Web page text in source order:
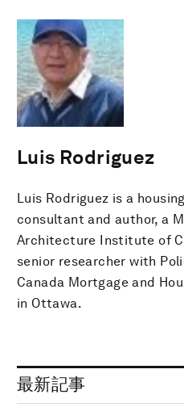
Luis Rodriguez
Luis Rodriguez is a
consultant and author, a
Architecture Institute of
senior researcher with
Canada Mortgage and
in Ottawa.
最新記事